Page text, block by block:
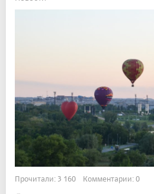
Прочитали: 3 160 Комментарии: 0